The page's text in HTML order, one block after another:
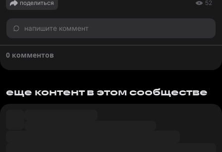
поделиться 52
напишите коммент
0 комментов
еще контент в этом сообществе